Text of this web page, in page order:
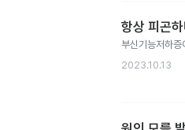
항상 피곤
부신기능저하증
2023.10.13